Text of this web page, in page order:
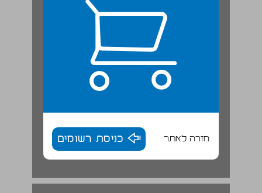
חזרה לאתר כניסת רשומים